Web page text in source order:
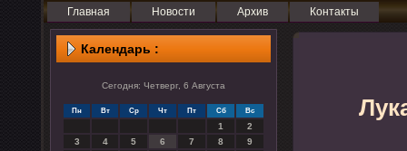
Главная Новости Архив Контакты
Календарь :
Сегодня: Четверг, 6 Августа
Пн Вт Ср Чт Пт Сб Вс
1
2
3
4 5 6 7 8
9